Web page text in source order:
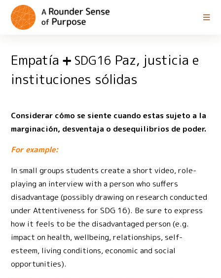
Empatía SDG16 Paz, justicia e
instituciones sólidas
Considerar cómo se siente cuando estas sujeto a la
marginación, desventaja o desequilibrios de poder.
For example:
In small groups students create a short video, role-
playing an interview with a person who suffers
disadvantage (possibly drawing on research conducted
under Attentiveness for SDG 16). Be sure to express
how it feels to be the disadvantaged person (e.g.
impact on health, wellbeing, relationships, self-
esteem, living conditions, economic and social
opportunities).